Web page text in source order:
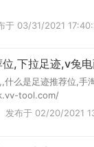
于 03/31/2021
,下拉足迹,v兔
什么是足迹推荐位,手
tool.com/
发布于 02/20/2021